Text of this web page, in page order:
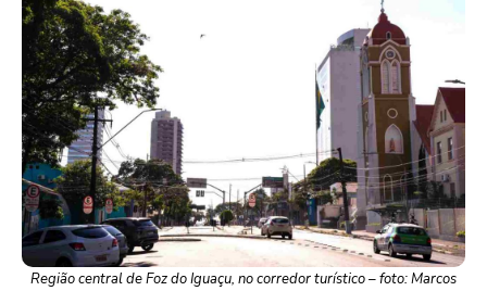
Região central de Foz do Iguaçu, no corredor turístico – foto: Marcos